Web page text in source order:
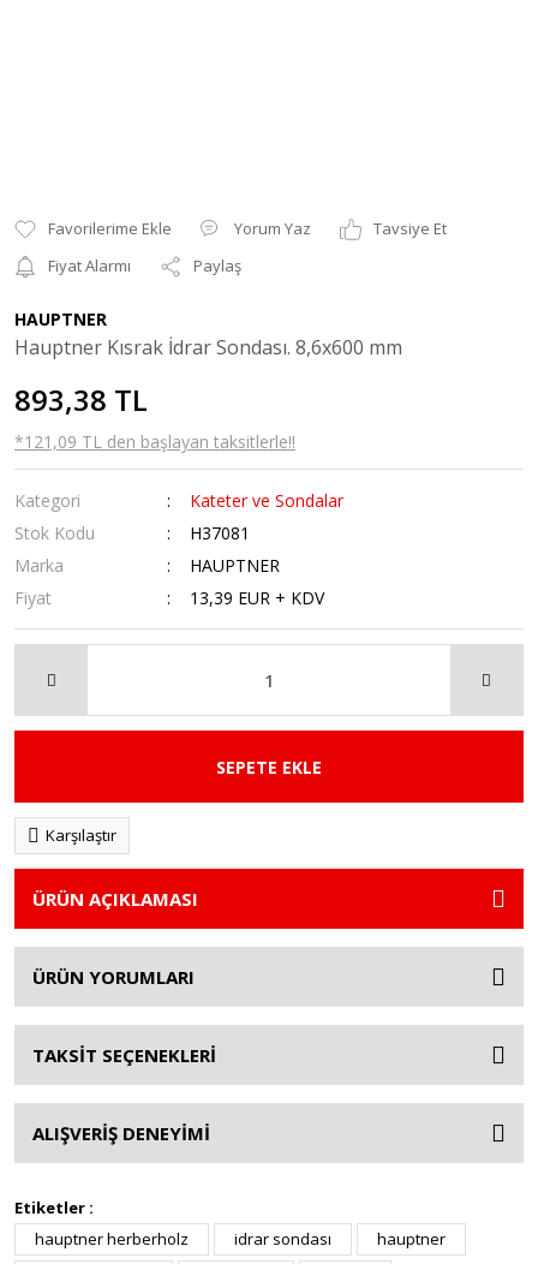
Yorum Yaz
Tavsiye Et
Fiyat Alarmı
Paylaş
HAUPTNER
Hauptner Kısrak İdrar Sondası. 8,6x600 mm
893,38 TL
*121,09 TL den başlayan taksitlerle!!
Kategori
Kateter ve Sondalar
Stok Kodu
H37081
Marka
HAUPTNER
Fiyat
13,39 EUR + KDV
SEPETE EKLE
Karşılaştır
ÜRÜN AÇIKLAMASI
ÜRÜN YORUMLARI
TAKSİT SEÇENEKLERİ
ALIŞVERİŞ DENEYİMİ
Etiketler :
hauptner herberholz
idrar sondası
hauptner